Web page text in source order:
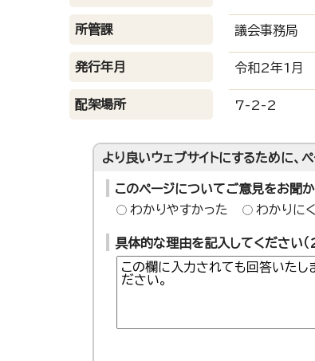
所管課 議会事務局
発行年月 令和2年1月
配架場所 7-2-2
より良いウェブサイトにするために、
このページについてご意見をお聞
わかりやすかった
わかりに
具体的な理由を記入してください